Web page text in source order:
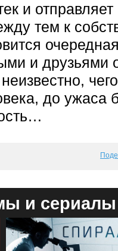
и отправляет
тем к
и друзьями
до ужаса
и сериалы